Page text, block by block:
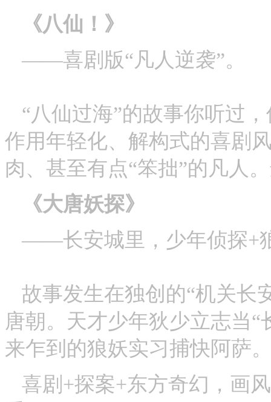
《八仙！》
——喜剧版“凡人逆袭”。
“八仙过海”的故事你听过
作用年轻化、解构式的喜剧
肉、甚至有点“笨拙”的凡人
《大唐妖探》
——长安城里，少年侦探+
故事发生在独创的“机关
唐朝。天才少年狄少立志当
来乍到的狼妖实习捕快阿萨
喜剧+探案+东方奇幻，画